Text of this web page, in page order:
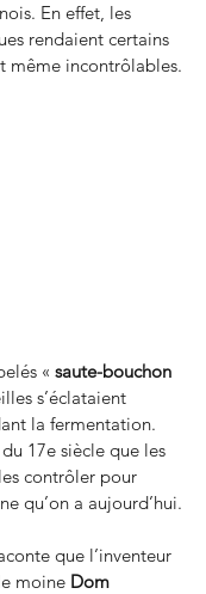
En effet, les
rendaient certains
même incontrôlables.
« saute-bouchon
s’éclataient
la fermentation.
17e siècle que les
contrôler pour
qu’on a aujourd’hui.
que l’inventeur
moine Dom